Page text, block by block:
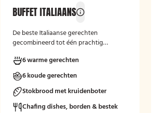
BUFFET ITALIAANS
De beste Italiaanse gerechten
gecombineerd tot één prachtig
6 warme gerechten
6 koude gerechten
Stokbrood met kruidenboter
Chafing dishes, borden & bestek